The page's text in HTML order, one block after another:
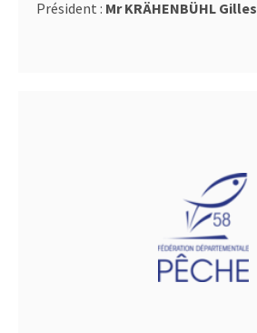
Président : Mr KRÄHENBÜHL Gilles